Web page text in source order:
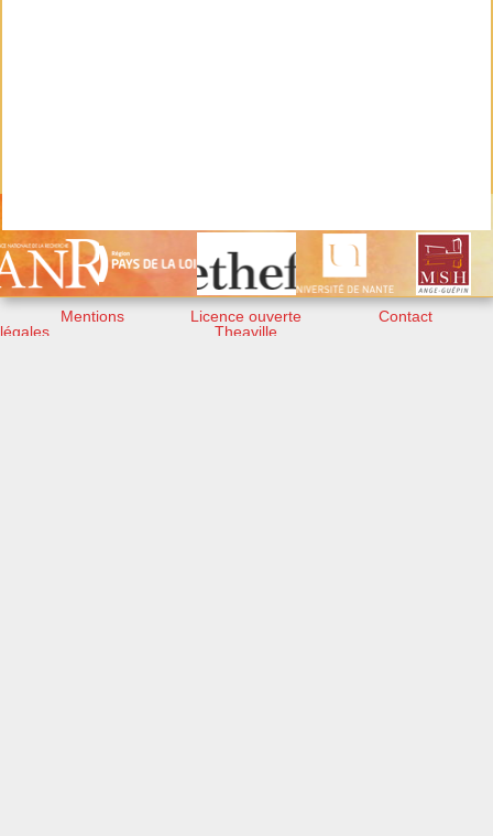
Mentions
légales
Licence ouverte
Theaville
Contact